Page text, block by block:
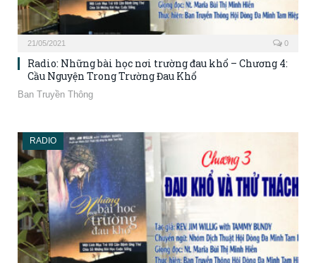
21/05/2021 0
Radio: Những bài học nơi trường đau khổ – Chương 4:
Cầu Nguyện Trong Trường Đau Khổ
Ban Truyền Thông
RADIO